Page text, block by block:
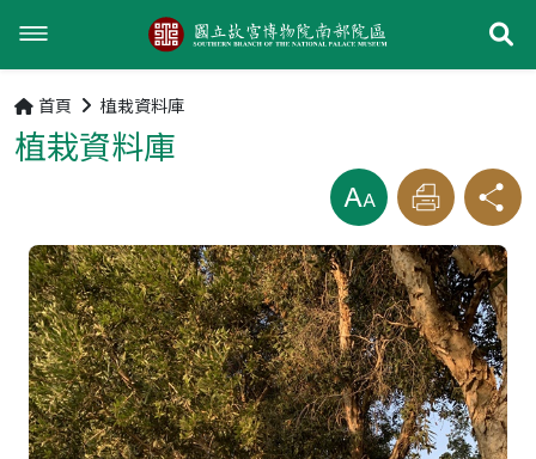
植栽資料庫
園區參觀資訊
園區參觀資訊
植栽地圖
南部院區官網
首頁 植栽資料庫
植栽資料庫
放大 列印 分享